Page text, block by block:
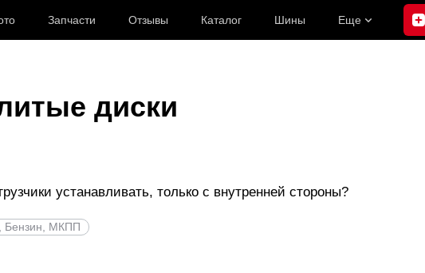
Запчасти Отзывы Каталог Шины Еще
диски
устанавливать, только с внутренней стороны?
Бензин, МКПП